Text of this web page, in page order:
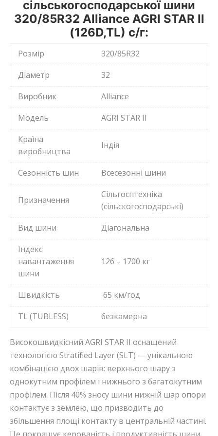
сільськогосподарської шини
320/85R32 Alliance AGRI STAR II
(126D,TL) с/г:
Розмір
320/85R32
Діаметр
32
Виробник
Alliance
Модель
AGRI STAR II
Країна
виробництва
Індія
Сезонність шин Всесезонні шини
Призначення
Сільгосптехніка
(сільскогосподарські)
Вид шини
Діагональна
Індекс
навантаження
шини
126 – 1700 кг
Швидкість
65 км/год
TL (TUBLESS)
безкамерна
Високошвидкісний AGRI STAR II оснащений
технологією Stratified Layer (SLT) — унікальною
комбінацією двох шарів: верхнього шару з
однокутним профілем і нижнього з багатокутним
профілем. Після 40% зносу шини нижній шар опори
контактує з землею, що призводить до
збільшення площі контакту в центральній частині.
Це покращує керованість і продуктивність шини.